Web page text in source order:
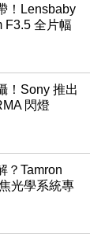
！Lensbaby
F3.5 全片幅
！Sony 推出
閃燈
？Tamron
光學系統專